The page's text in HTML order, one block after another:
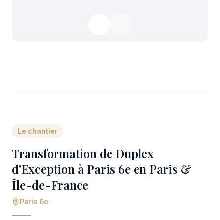
Le chantier
Transformation de Duplex
d'Exception à Paris 6e en Paris &
Île-de-France
Paris 6e